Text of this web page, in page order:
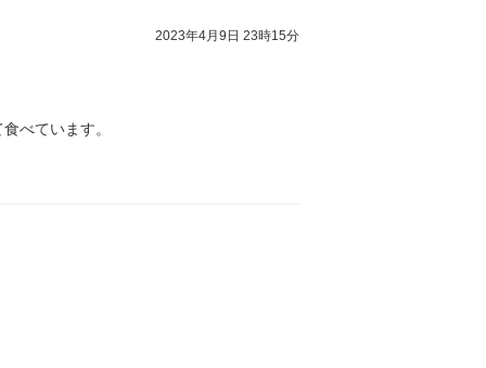
2023年4月9日 23時15分
べています。